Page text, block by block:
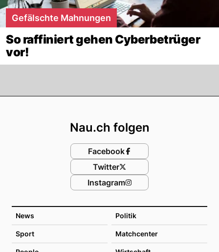
Gefälschte Mahnungen
So raffiniert gehen Cyberbetrüger
vor!
News Politik
Sport Matchcenter
Nau.ch folgen
Facebook
Twitter
Instagram